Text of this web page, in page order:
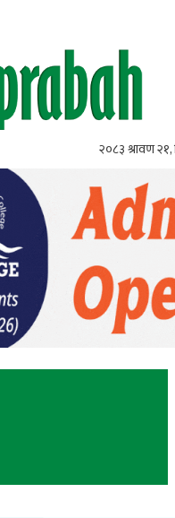
२०८३ श्रावण २१,